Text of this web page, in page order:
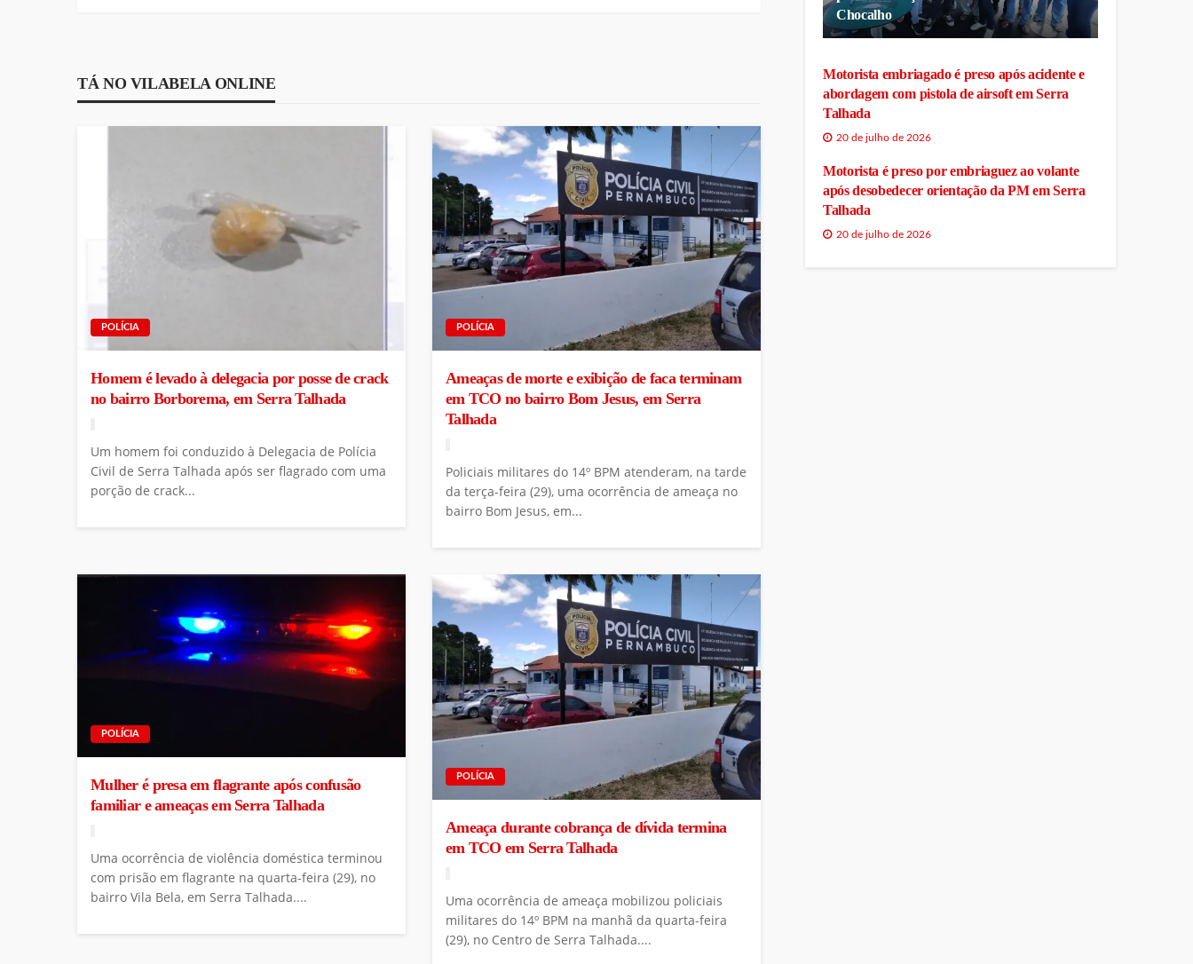
TÁ NO VILABELA ONLINE
POLÍCIA
Homem é levado à delegacia por posse de crack
no bairro Borborema, em Serra Talhada
Um homem foi conduzido à Delegacia de Polícia
Civil de Serra Talhada após ser flagrado com uma
porção de crack...
POLÍCIA
Ameaças de morte e exibição de faca terminam
em TCO no bairro Bom Jesus, em Serra
Talhada
Policiais militares do 14º BPM atenderam, na tarde
da terça-feira (29), uma ocorrência de ameaça no
bairro Bom Jesus, em...
POLÍCIA
Mulher é presa em flagrante após confusão
familiar e ameaças em Serra Talhada
Uma ocorrência de violência doméstica terminou
com prisão em flagrante na quarta-feira (29), no
bairro Vila Bela, em Serra Talhada....
POLÍCIA
Ameaça durante cobrança de dívida termina
em TCO em Serra Talhada
Uma ocorrência de ameaça mobilizou policiais
militares do 14º BPM na manhã da quarta-feira
(29), no Centro de Serra Talhada....
Chocalho
Motorista embriagado é preso após acidente e
abordagem com pistola de airsoft em Serra
Talhada
20 de julho de 2026
Motorista é preso por embriaguez ao volante
após desobedecer orientação da PM em Serra
Talhada
20 de julho de 2026